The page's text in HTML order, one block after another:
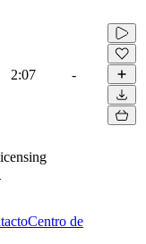
2:07 -
Centro de